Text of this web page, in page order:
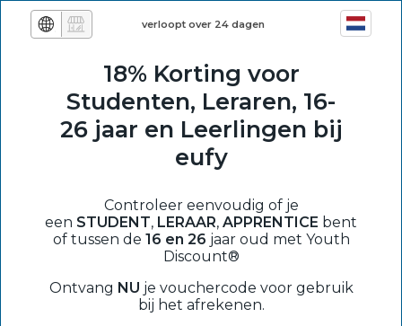
verloopt over 24 dagen
18% Korting voor
Studenten, Leraren, 16-
26 jaar en Leerlingen bij
eufy
Controleer eenvoudig of je
een STUDENT, LERAAR, APPRENTICE bent
of tussen de 16 en 26 jaar oud met Youth
Discount®
Ontvang NU je vouchercode voor gebruik
bij het afrekenen.